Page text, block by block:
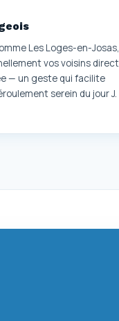
Les Loges-en-Josas,
vos voisins
— un geste qui facilite
serein du jour J.